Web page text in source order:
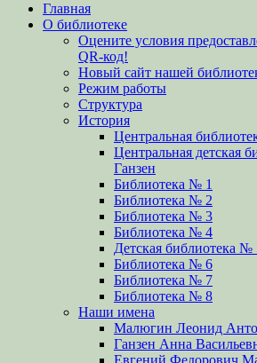
вверх
Главная
О библиотеке
Оцените условия
QR-код!
Новый сайт нашей
Режим работы
Структура
История
Центральная
Центральная детская
Ганзен
Библиотека № 1
Библиотека № 2
Библиотека № 3
Библиотека № 4
Детская библиотека №
Библиотека № 6
Библиотека № 7
Библиотека № 8
Наши имена
Малюгин Леонид
Ганзен Анна